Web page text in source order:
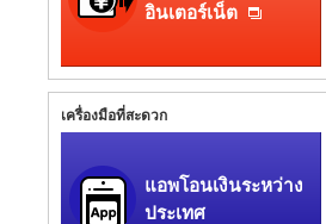
อินเตอร์เน็ต
เครื่องมือที่สะดวก
แอพโอนเงินระหว่าง
ประเทศ